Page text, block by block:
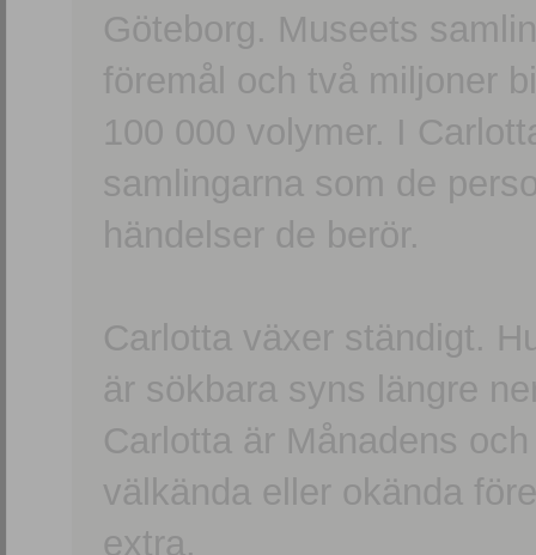
Göteborg. Museets
föremål och två miljoner
100 000 volymer. I
samlingarna som de
händelser de berör.
Carlotta växer ständigt.
är sökbara syns längre
Carlotta är Månadens
välkända eller okända
extra.